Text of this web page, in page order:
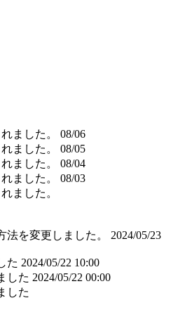
ました。
08/06
ました。
08/05
ました。
08/04
ました。
08/03
ました。
を変更しました。
2024/05/23
た 2024/05/22 10:00
した 2024/05/22 00:00
した